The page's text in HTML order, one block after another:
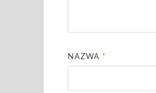
NAZWA *